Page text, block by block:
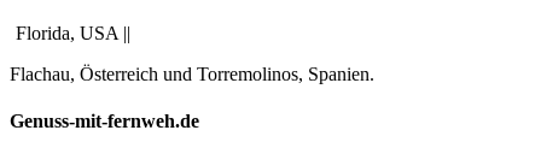
Florida, USA ||
Flachau, Österreich und Torremolinos, Spanien.
Genuss-mit-fernweh.de